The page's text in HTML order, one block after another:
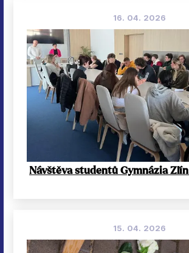
16. 04. 2026
Návštěva studentů Gymnázia
15. 04. 2026